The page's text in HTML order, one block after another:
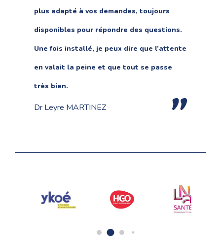
plus adapté à vos demandes, toujours
disponibles pour répondre des questions.
Une fois installé, je peux dire que l’attente
en valait la peine et que tout se passe
très bien.
Dr Leyre MARTINEZ